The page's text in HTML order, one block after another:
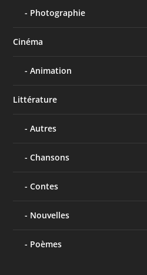
Photographie
Cinéma
Animation
Littérature
Autres
Chansons
Contes
Nouvelles
Poèmes